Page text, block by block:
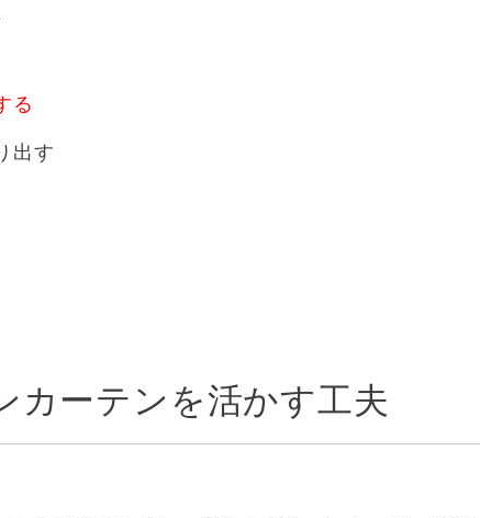
る
出す
カーテンを活かす工夫